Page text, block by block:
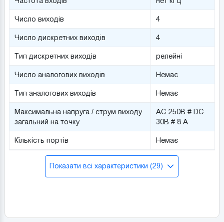
Число виходів 4
Число дискретних виходів 4
Тип дискретних виходів релейні
Число аналогових виходів Немає
Тип аналогових виходів Немає
Максимальна напруга / струм виходу
загальний на точку
AC 250В # DC
30В # 8 А
Кількість портів Немає
Показати всі характеристики (29)